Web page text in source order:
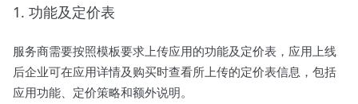
1. 功能及定价表
服务商需要按照模板要求上传应用的功能及定价表，应用上线
后企业可在应用详情及购买时查看所上传的定价表信息，包括
应用功能、定价策略和额外说明。